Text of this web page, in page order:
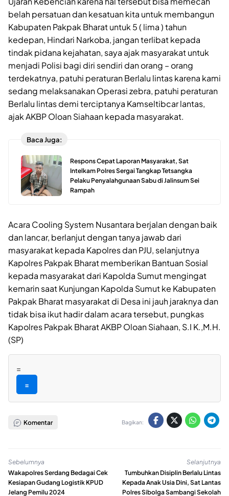
belah persatuan dan kesatuan kita untuk membangun
Kabupaten Pakpak Bharat untuk 5 ( lima ) tahun
kedepan, Hindari Narkoba, jangan terlibat kepada
tindak pidana kejahatan, saya ajak masyarakat untuk
menjadi Polisi bagi diri sendiri dan orang – orang
terdekatnya, patuhi peraturan Berlalu lintas karena kami
sedang melaksanakan Operasi zebra, patuhi peraturan
Berlalu lintas demi terciptanya Kamseltibcar lantas,
ajak AKBP Oloan Siahaan kepada masyarakat.
Baca Juga:
Respons Cepat Laporan Masyarakat, Sat
Intelkam Polres Sergai Tangkap Tetsangka
Pelaku Penyalahgunaan Sabu di Jalinsum Sei
Rampah
Acara Cooling System Nusantara berjalan dengan baik
dan lancar, berlanjut dengan tanya jawab dari
masyarakat kepada Kapolres dan PJU, selanjutnya
Kapolres Pakpak Bharat memberikan Bantuan Sosial
kepada masyarakat dari Kapolda Sumut mengingat
kemarin saat Kunjungan Kapolda Sumut ke Kabupaten
Pakpak Bharat masyarakat di Desa ini jauh jaraknya dan
tidak bisa ikut hadir dalam acara tersebut, pungkas
Kapolres Pakpak Bharat AKBP Oloan Siahaan, S.I K.,M.H.
(SP)
=
=
Komentar Bagikan:
Sebelumnya
Wakapolres Serdang Bedagai Cek
Kesiapan Gudang Logistik KPUD
Jelang Pemilu 2024
Selanjutnya
Tumbuhkan Disiplin Berlalu Lintas
Kepada Anak Usia Dini, Sat Lantas
Polres Sibolga Sambangi Sekolah